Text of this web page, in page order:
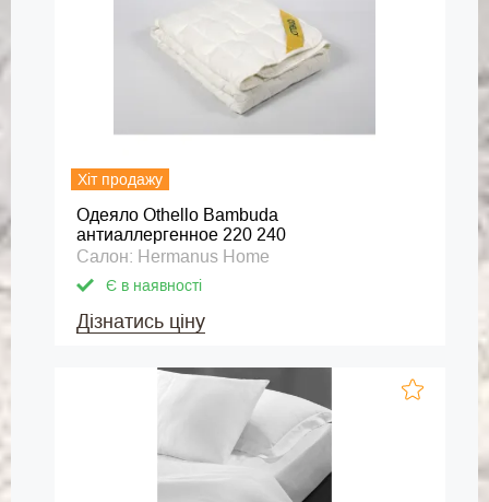
Хіт продажу
Одеяло Othello Bambuda
антиаллергенное 220 240
Салон: Hermanus Home
Є в наявності
Дізнатись ціну